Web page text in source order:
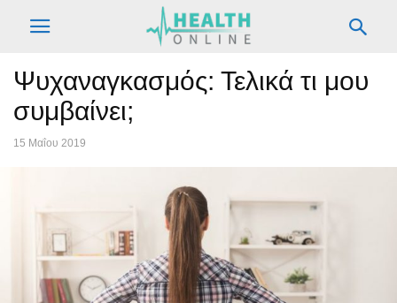
Ψυχαναγκασμός: Τελικά τι μου
συμβαίνει;
15 Μαΐου 2019